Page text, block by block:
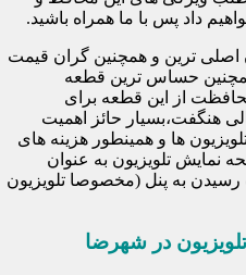
داد پس با ما همراه باشید.
اصلی ترین و همچنین گران قیمت
حساس ترین قطعه
از این قطعه برای
هنگفت،بسیار حائز اهمیت
ها و همینطور هزینه های
نمایش تلویزیون به عنوان
رسیدن به پنل (مخصوصا تلویزیون
در شهرضا